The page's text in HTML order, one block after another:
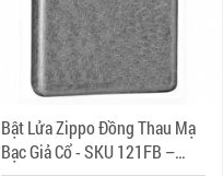
Bật Lửa Zippo Đồng Thau Mạ
Bạc Giả Cổ - SKU 121FB –